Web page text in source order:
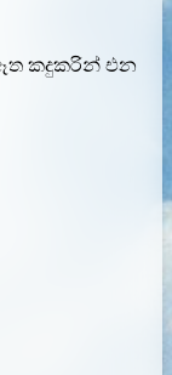
කදුකරින් එන